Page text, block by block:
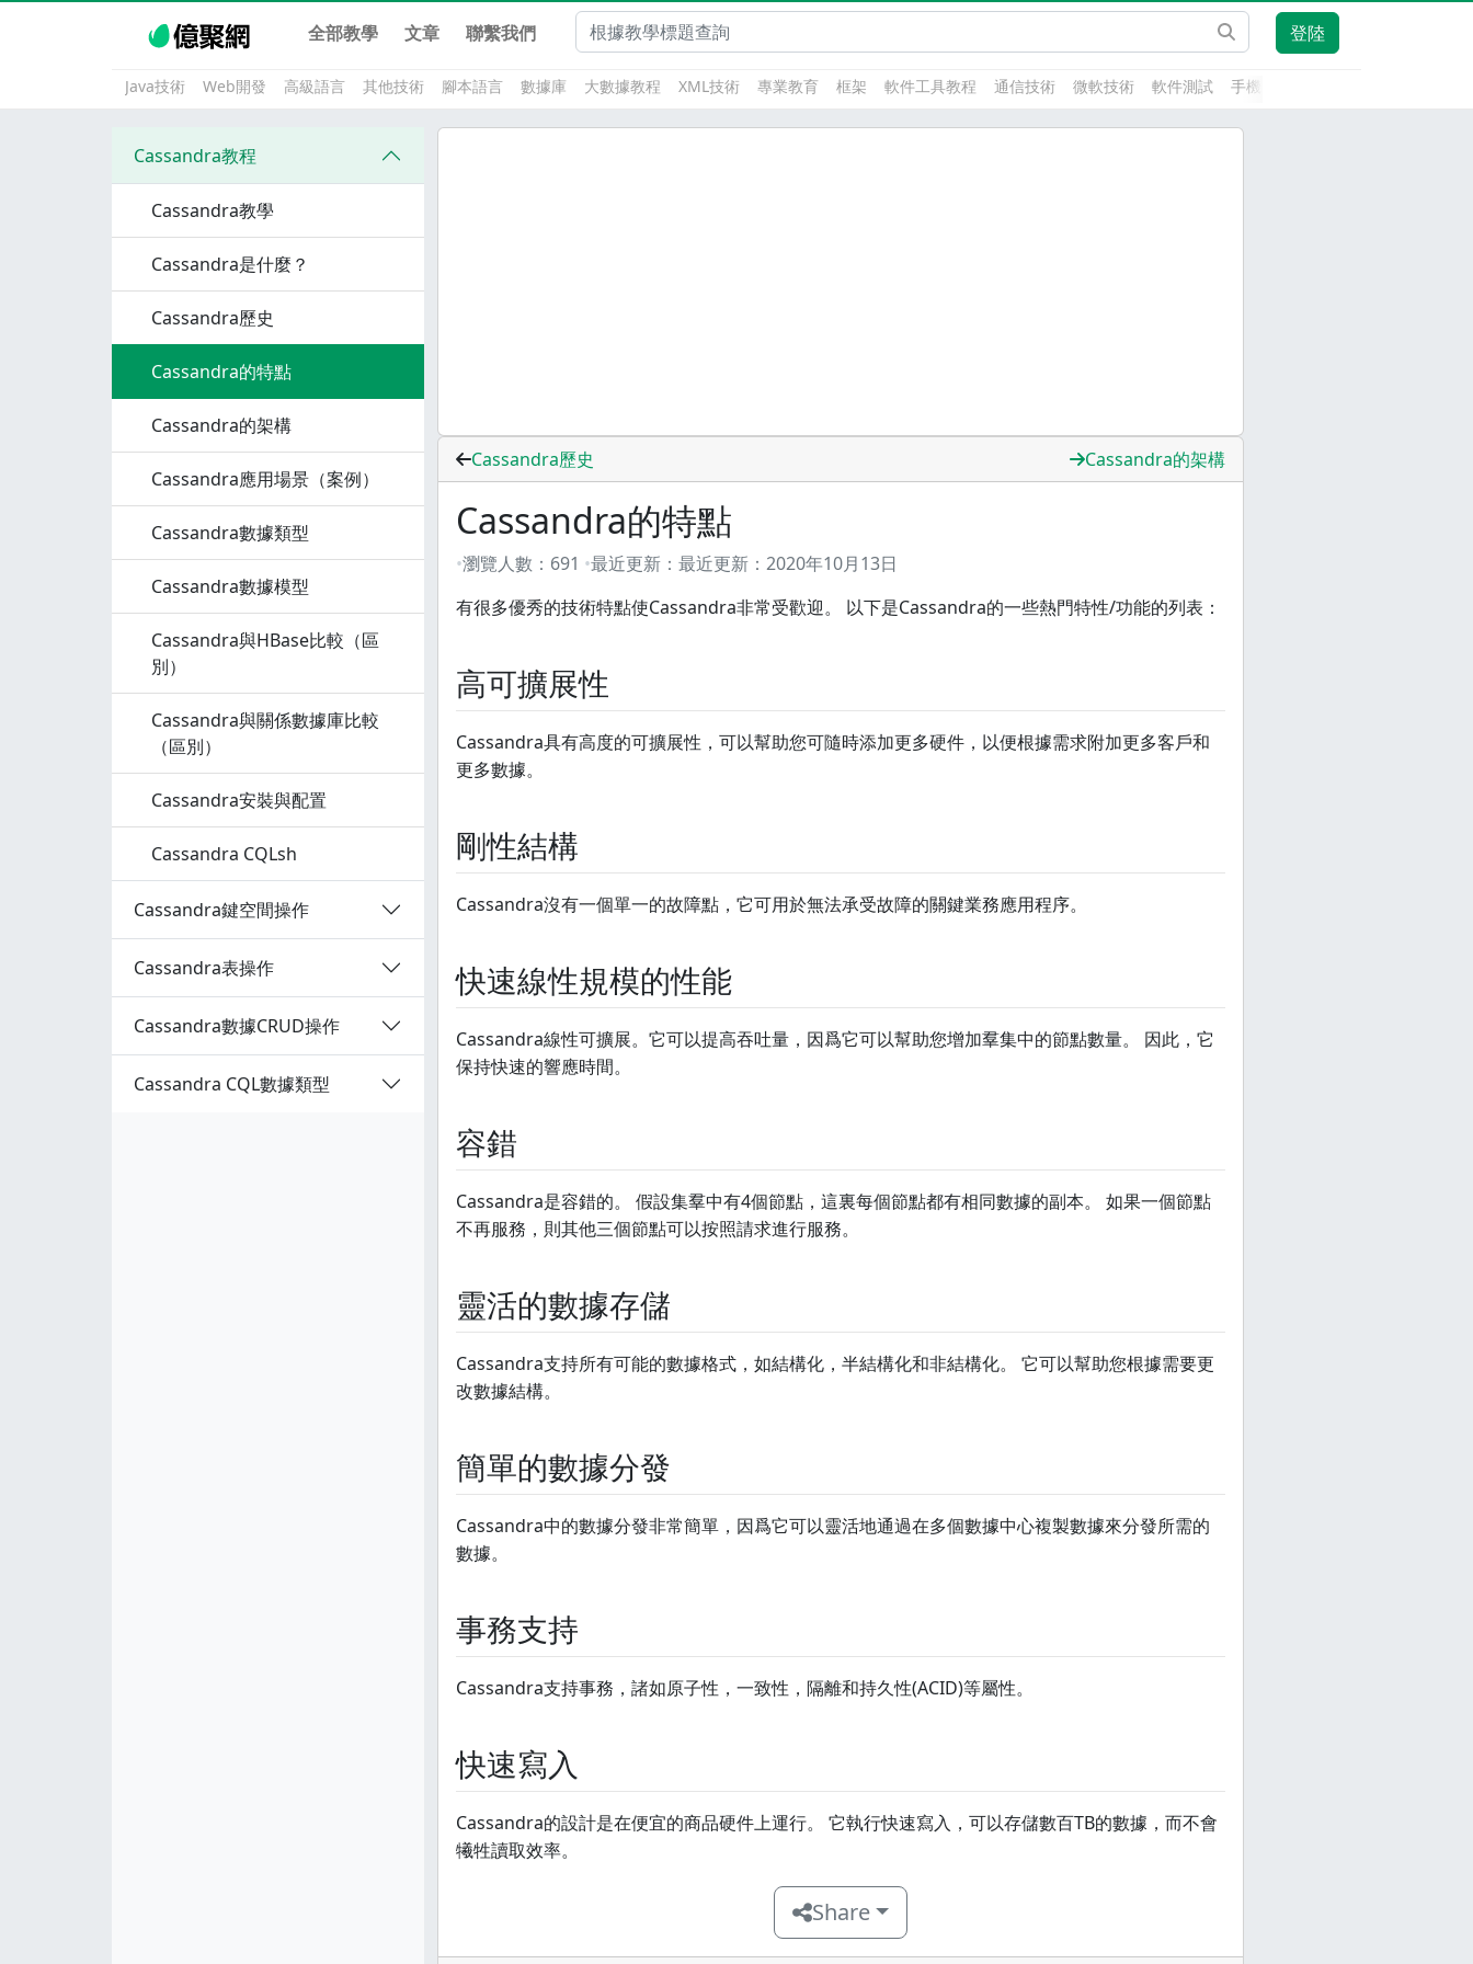
全部教學 文章 聯繫我們 登陸
Java技術 Web開發 高級語言 其他技術 腳本語言 數據庫 大數據教程 XML技術 專業教育 框架 軟件工具教程 通信技術 微軟技術 軟件測試 手機開發
Cassandra教程
Cassandra教學
Cassandra是什麼？
Cassandra歷史
Cassandra的特點
Cassandra的架構
Cassandra應用場景（案例）
Cassandra數據類型
Cassandra數據模型
Cassandra與HBase比較（區
別）
Cassandra與關係數據庫比較
（區別）
Cassandra安裝與配置
Cassandra CQLsh
Cassandra鍵空間操作
Cassandra表操作
Cassandra數據CRUD操作
Cassandra CQL數據類型
Cassandra歷史 Cassandra的架構
Cassandra的特點
瀏覽人數： 691 最近更新： 最近更新： 2020年10月13日
有很多優秀的技術特點使Cassandra非常受歡迎。 以下是Cassandra的一些熱門特性/功能的列表：
高可擴展性
Cassandra具有高度的可擴展性，可以幫助您可隨時添加更多硬件，以便根據需求附加更多客戶和
更多數據。
剛性結構
Cassandra沒有一個單一的故障點，它可用於無法承受故障的關鍵業務應用程序。
快速線性規模的性能
Cassandra線性可擴展。它可以提高吞吐量，因爲它可以幫助您增加羣集中的節點數量。 因此，它
保持快速的響應時間。
容錯
Cassandra是容錯的。 假設集羣中有4個節點，這裏每個節點都有相同數據的副本。 如果一個節點
不再服務，則其他三個節點可以按照請求進行服務。
靈活的數據存儲
Cassandra支持所有可能的數據格式，如結構化，半結構化和非結構化。 它可以幫助您根據需要更
改數據結構。
簡單的數據分發
Cassandra中的數據分發非常簡單，因爲它可以靈活地通過在多個數據中心複製數據來分發所需的
數據。
事務支持
Cassandra支持事務，諸如原子性，一致性，隔離和持久性(ACID)等屬性。
快速寫入
Cassandra的設計是在便宜的商品硬件上運行。 它執行快速寫入，可以存儲數百TB的數據，而不會
犧牲讀取效率。
Share